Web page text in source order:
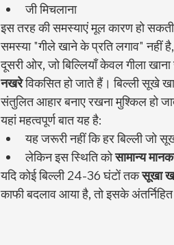
जी मिचलाना
इस तरह की समस्याएं मूल कारण हो
समस्या "गीले खाने के प्रति लगाव" नहीं
दूसरी ओर, जो बिल्लियाँ केवल गीला
नखरे विकसित हो जाते हैं। बिल्ली सूखे
संतुलित आहार बनाए रखना मुश्किल हो
यहां महत्वपूर्ण बात यह है:
यह जरूरी नहीं कि हर बिल्ली जो
लेकिन इस स्थिति को सामान्य
यदि कोई बिल्ली 24-36 घंटों तक सूखा
काफी बदलाव आया है, तो इसके